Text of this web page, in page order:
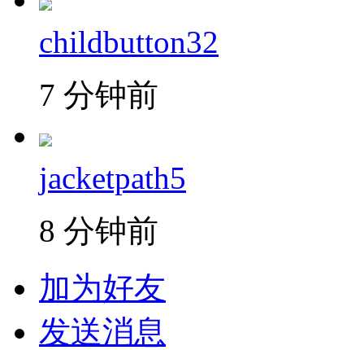
childbutton32
7 分钟前
jacketpath5
8 分钟前
加为好友
发送消息